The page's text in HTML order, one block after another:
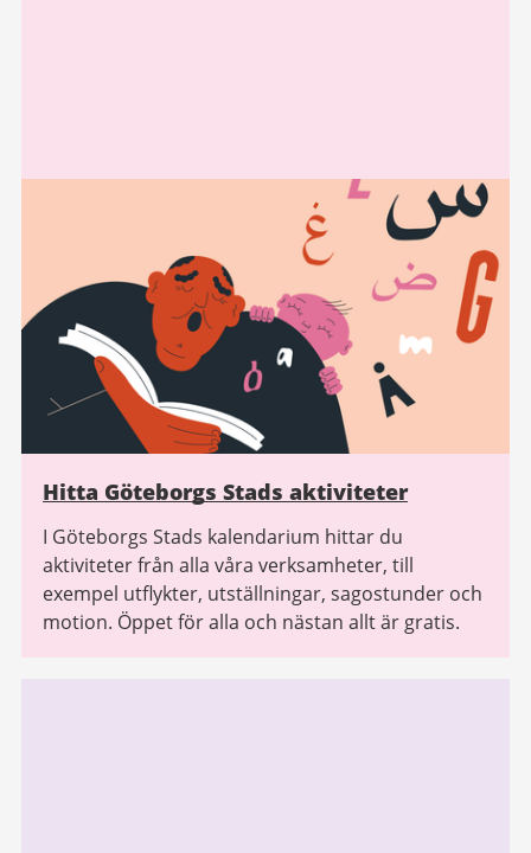
Hitta Göteborgs Stads aktiviteter
I Göteborgs Stads kalendarium hittar du
aktiviteter från alla våra verksamheter, till
exempel utflykter, utställningar, sagostunder och
motion. Öppet för alla och nästan allt är gratis.